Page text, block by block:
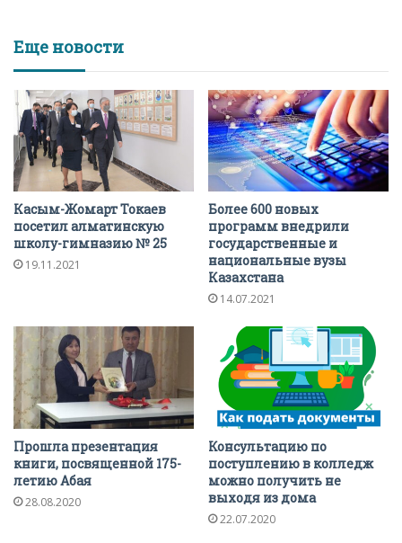
Еще новости
Касым-Жомарт Токаев
посетил алматинскую
школу-гимназию № 25
19.11.2021
Более 600 новых
программ внедрили
государственные и
национальные вузы
Казахстана
14.07.2021
Прошла презентация
книги, посвященной 175-
летию Абая
28.08.2020
Консультацию по
поступлению в колледж
можно получить не
выходя из дома
22.07.2020